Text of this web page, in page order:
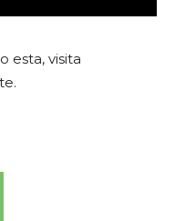
esta, visita